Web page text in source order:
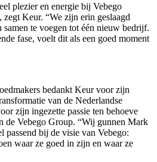
plezier en energie bij Vebego
Keur. “We zijn erin geslaagd
samen te voegen tot één nieuw bedrijf.
fase, voelt dit als een goed moment
bedankt Keur voor zijn
van de Nederlandse
zijn ingezette passie ten behoeve
de Vebego Group. “Wij gunnen Mark
passend bij de visie van Vebego:
waar ze goed in zijn en waar ze